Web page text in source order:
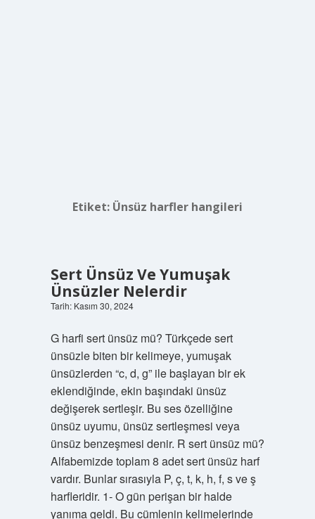
Etiket: Ünsüz harfler hangileri
Sert Ünsüz Ve Yumuşak
Ünsüzler Nelerdir
Tarih: Kasım 30, 2024
G harfi sert ünsüz mü? Türkçede sert
ünsüzle biten bir kelimeye, yumuşak
ünsüzlerden “c, d, g” ile başlayan bir ek
eklendiğinde, ekin başındaki ünsüz
değişerek sertleşir. Bu ses özelliğine
ünsüz uyumu, ünsüz sertleşmesi veya
ünsüz benzeşmesi denir. R sert ünsüz mü?
Alfabemizde toplam 8 adet sert ünsüz harf
vardır. Bunlar sırasıyla P, ç, t, k, h, f, s ve ş
harfleridir. 1- O gün perişan bir halde
yanıma geldi. Bu cümlenin kelimelerinde